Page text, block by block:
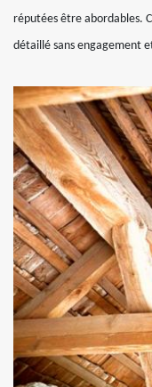
réputées être abordables.
détaillé sans engagement